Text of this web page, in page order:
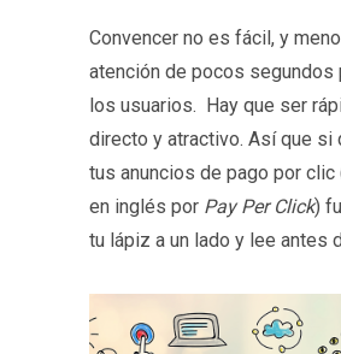
Convencer no es fácil, y
atención de pocos segundos
los usuarios. Hay que ser
directo y atractivo. Así que si
tus anuncios de pago por clic
en inglés por Pay Per Click)
tu lápiz a un lado y lee antes